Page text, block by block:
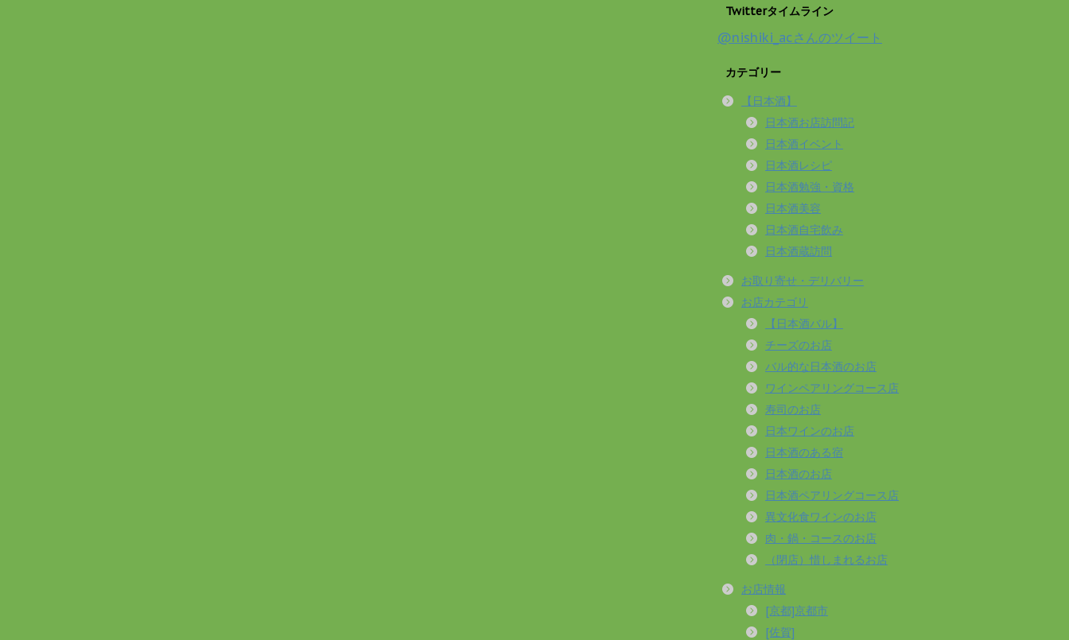
Twitterタイムライン
@nishiki_acさんのツイート
カテゴリー
【日本酒】
日本酒お店訪問記
日本酒イベント
日本酒レシピ
日本酒勉強・資格
日本酒美容
日本酒自宅飲み
日本酒蔵訪問
お取り寄せ・デリバリー
お店カテゴリ
【日本酒バル】
チーズのお店
バル的な日本酒のお店
ワインペアリングコース店
寿司のお店
日本ワインのお店
日本酒のある宿
日本酒のお店
日本酒ペアリングコース店
異文化食ワインのお店
肉・鍋・コースのお店
（閉店）惜しまれるお店
お店情報
[京都]京都市
[佐賀]